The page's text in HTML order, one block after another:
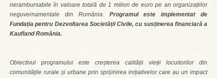
nerambursabile în valoare totală de 1 milion de euro pe an organizațiilor
neguvernamentale din România. Programul este implementat de
Fundația pentru Dezvoltarea Societății Civile, cu susținerea financiară a
Kaufland România.
Obiectivul programului este creșterea calității vieții locuitorilor din
comunitățile rurale și urbane prin sprijinirea inițiativelor care au un impact